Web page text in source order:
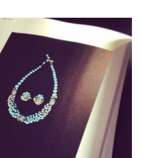
GALLERY
CONTACT
ONLINE SHOP